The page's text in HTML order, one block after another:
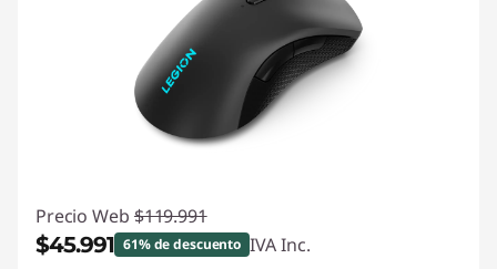
Precio Web $119.991
$45.991 61% de descuento IVA Inc.